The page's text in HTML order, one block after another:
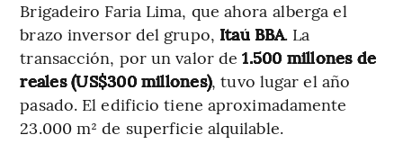
Brigadeiro Faria Lima, que ahora alberga el
brazo inversor del grupo, Itaú BBA. La
transacción, por un valor de1.500 millones de
reales (US$300 millones), tuvo lugar el año
pasado. El edificio tiene aproximadamente
23.000 m² de superficie alquilable.